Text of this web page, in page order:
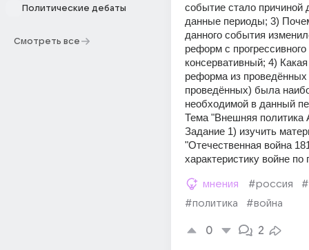
Политические дебаты
Смотреть все
событие стало причиной
данные периоды; 3)
данного события
реформ с прогрессивного
консервативный; 4)
реформа из проведённых
проведённых) была
необходимой в данный
Тема "Внешняя политика
Задание 1) изучить
"Отечественная война
характеристику войне по
мнения #россия
#политика
#война
0 2